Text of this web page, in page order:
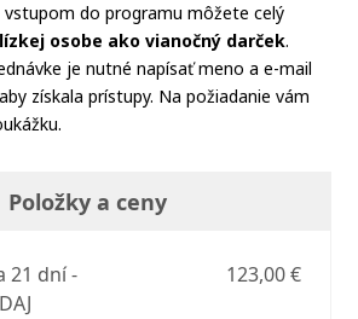
vstupom do programu môžete celý
osobe ako vianočný darček.
je nutné napísať meno a e-mail
získala prístupy. Na požiadanie vám
Položky a ceny
21 dní -
123,00 €